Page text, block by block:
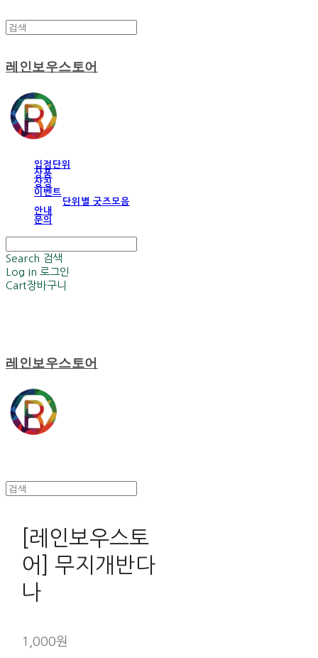
레인보우스토어
입점단위
상품
상징
이벤트
단위별 굿즈모음
안내
문의
Search 검색
Log In 로그인
Cart장바구니
레인보우스토어
[레인보우스토
어] 무지개반다
나
1,000원